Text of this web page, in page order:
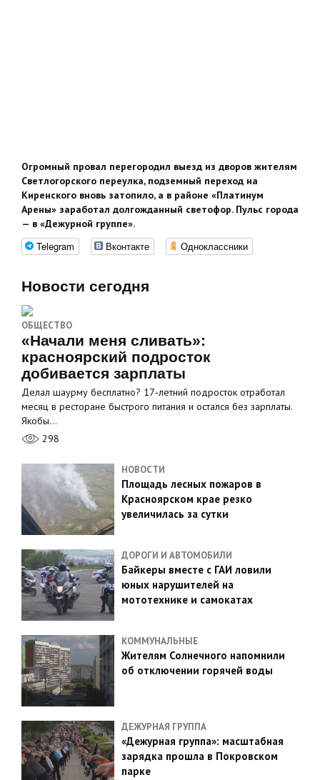
Огромный провал перегородил выезд из дворов жителям
Светлогорского переулка, подземный переход на
Киренского вновь затопило, а в районе «Платинум
Арены» заработал долгожданный светофор. Пульс города
— в «Дежурной группе».
Telegram Вконтакте Одноклассники
Новости сегодня
ОБЩЕСТВО
«Начали меня сливать»:
красноярский подросток
добивается зарплаты
Делал шаурму бесплатно? 17‑летний подросток отработал
месяц в ресторане быстрого питания и остался без зарплаты.
Якобы…
298
НОВОСТИ
Площадь лесных пожаров в
Красноярском крае резко
увеличилась за сутки
ДОРОГИ И АВТОМОБИЛИ
Байкеры вместе с ГАИ ловили
юных нарушителей на
мототехнике и самокатах
КОММУНАЛЬНЫЕ
Жителям Солнечного напомнили
об отключении горячей воды
ДЕЖУРНАЯ ГРУППА
«Дежурная группа»: масштабная
зарядка прошла в Покровском
парке